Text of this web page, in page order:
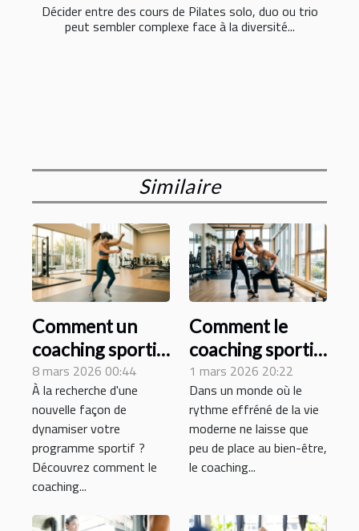
Décider entre des cours de Pilates solo, duo ou trio
peut sembler complexe face à la diversité...
Similaire
Comment un
coaching sportif
virtuel peut
transformer
votre routine
d'entraînement ?
8 mars 2026 00:44
À la recherche d'une
nouvelle façon de
dynamiser votre
programme sportif ?
Découvrez comment le
coaching...
Comment le
coaching sportif
à domicile
révolutionne-t-il
l'entraînement
personnel ?
1 mars 2026 20:22
Dans un monde où le
rythme effréné de la vie
moderne ne laisse que
peu de place au bien-être,
le coaching...